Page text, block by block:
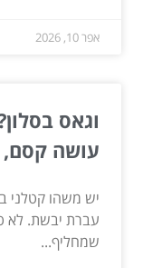
אפר 10, 2026
וגאס
עושה קסם,
יש משהו קטלני
עברת יבשת. לא
שמחליף...